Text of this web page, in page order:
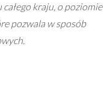
kraju, o poziomie
pozwala w sposób